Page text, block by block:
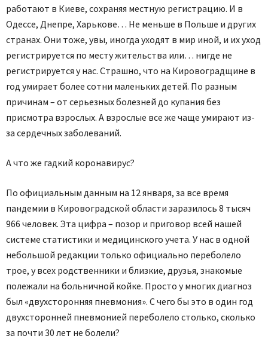
работают в Киеве, сохраняя местную регистрацию. И в
Одессе, Днепре, Харькове… Не меньше в Польше и других
странах. Они тоже, увы, иногда уходят в мир иной, и их уход
регистрируется по месту жительства или… нигде не
регистрируется у нас. Страшно, что на Кировоградщине в
год умирает более сотни маленьких детей. По разным
причинам – от серьезных болезней до купания без
присмотра взрослых. А взрослые все же чаще умирают из-
за сердечных заболеваний.
А что же гадкий коронавирус?
По официальным данным на 12 января, за все время
пандемии в Кировоградской области заразилось 8 тысяч
966 человек. Эта цифра – позор и приговор всей нашей
системе статистики и медицинского учета. У нас в одной
небольшой редакции только официально переболело
трое, у всех родственники и близкие, друзья, знакомые
полежали на больничной койке. Просто у многих диагноз
был «двухсторонняя пневмония». С чего бы это в один год
двухсторонней пневмонией переболело столько, сколько
за почти 30 лет не болели?